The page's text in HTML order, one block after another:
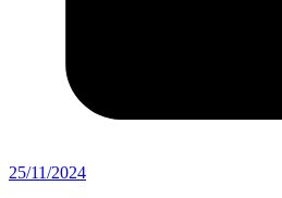
25/11/2024